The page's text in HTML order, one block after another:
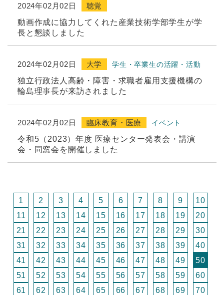
2024年02月02日
聴覚
動画作成に協力してくれた産業技術学部学生が学
長と懇談しました
2024年02月02日 大学 学生・卒業生の活躍・活動
独立行政法人高齢・障害・求職者雇用支援機構の
輪島理事長が来訪されました
2024年02月02日 臨床教育・医療 イベント
令和5（2023）年度 医療センター発表会・講演
会・同窓会を開催しました
1 2 3 4 5 6 7 8 9
10
11
12 13 14 15 16 17 18 19
20
21
22 23 24 25 26 27 28 29
30
31
32 33 34 35 36 37 38 39
40
41
42 43 44 45 46 47 48 49
50
51
52 53 54 55 56 57 58 59
60
61
62 63 64 65 66 67 68 69
70